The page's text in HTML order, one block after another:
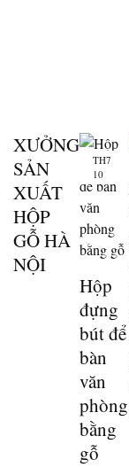
XƯỞNG
SẢN
XUẤT
HỘP
GỖ HÀ
NỘI
TH7
10
Hộp
đựng
bút để
bàn
văn
phòng
bằng
gỗ